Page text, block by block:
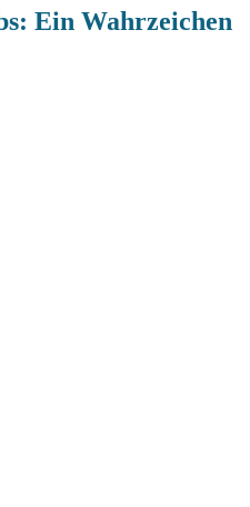
Ein Wahrzeichen